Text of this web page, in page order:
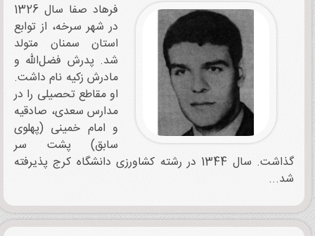
فرهاد صفا سال 1326
در شهر سرخه، از توابع
استان سمنان متولد
شد. پدرش فضل‌الله و
مادرش زکیه نام داشت.
او مقاطع تحصیلی را در
مدارس سعدی، صادقیه
و امام خمینی (پهلوی
سابق) پشت سر
گذاشت. سال 1344 در رشته کشاورزی دانشگاه کرج پذیرفته
شد...